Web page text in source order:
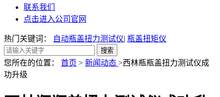
联系我们
点击进入公司官网
热门关键词： 自动瓶盖扭力测试仪| 瓶盖扭矩仪
您所在的位置： 首页 > 新闻动态 >西林瓶瓶盖扭力测试仪成
功升级